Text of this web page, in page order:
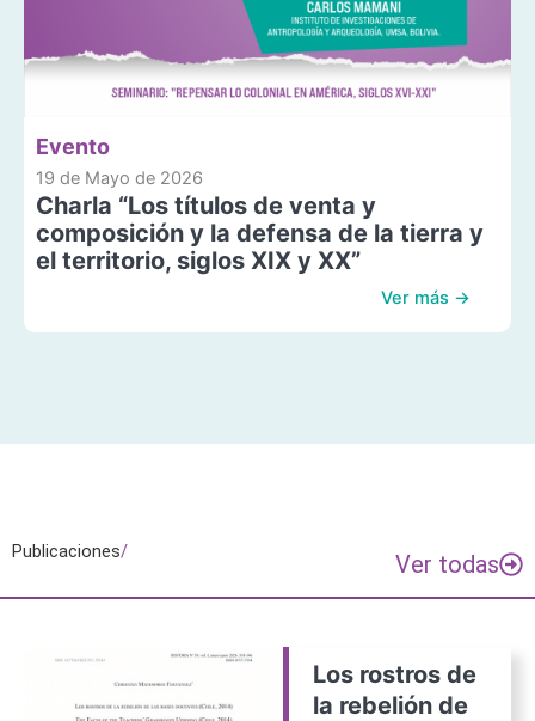
Evento
19 de Mayo de 2026
Charla “Los títulos de venta y
composición y la defensa de la tierra y
el territorio, siglos XIX y XX”
Ver más →
Publicaciones/ Ver todas
Los rostros de
la rebelión de